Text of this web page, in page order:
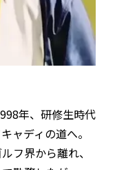
年、研修生時代
ャディの道へ。
フ界から離れ、